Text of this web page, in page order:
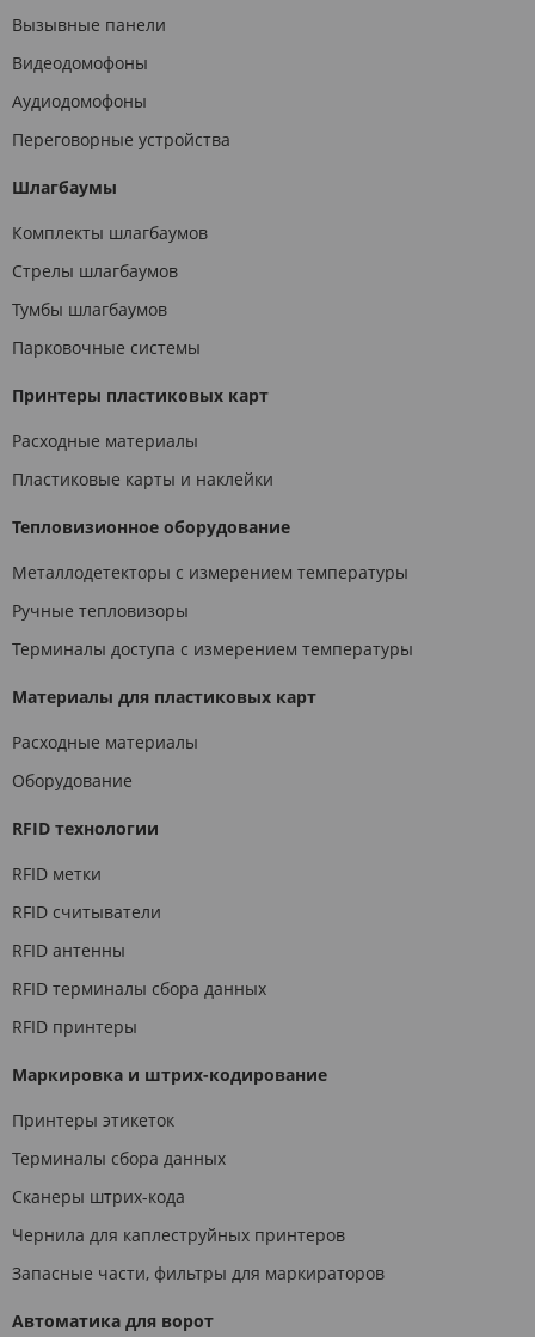
Вызывные панели
Видеодомофоны
Аудиодомофоны
Переговорные устройства
Шлагбаумы
Комплекты шлагбаумов
Стрелы шлагбаумов
Тумбы шлагбаумов
Парковочные системы
Принтеры пластиковых карт
Расходные материалы
Пластиковые карты и наклейки
Тепловизионное оборудование
Металлодетекторы с измерением температуры
Ручные тепловизоры
Терминалы доступа с измерением температуры
Материалы для пластиковых карт
Расходные материалы
Оборудование
RFID технологии
RFID метки
RFID считыватели
RFID антенны
RFID терминалы сбора данных
RFID принтеры
Маркировка и штрих-кодирование
Принтеры этикеток
Терминалы сбора данных
Сканеры штрих-кода
Чернила для каплеструйных принтеров
Запасные части, фильтры для маркираторов
Автоматика для ворот